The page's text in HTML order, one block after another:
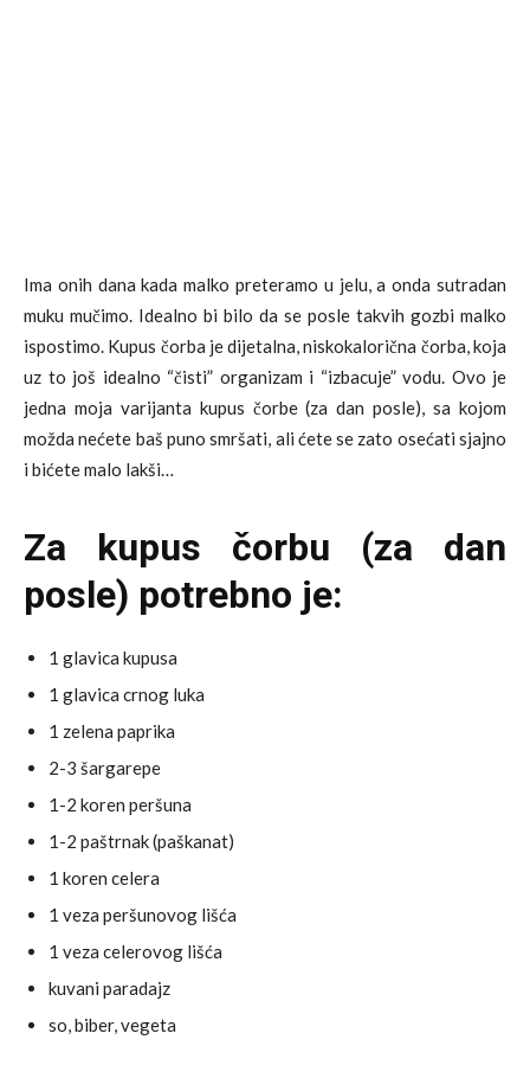
Ima onih dana kada malko preteramo u jelu, a onda sutradan
muku mučimo. Idealno bi bilo da se posle takvih gozbi malko
ispostimo. Kupus čorba je dijetalna, niskokalorična čorba, koja
uz to još idealno “čisti” organizam i “izbacuje” vodu. Ovo je
jedna moja varijanta kupus čorbe (za dan posle), sa kojom
možda nećete baš puno smršati, ali ćete se zato osećati sjajno
i bićete malo lakši…
Za kupus čorbu (za dan
posle) potrebno je:
1 glavica kupusa
1 glavica crnog luka
1 zelena paprika
2-3 šargarepe
1-2 koren peršuna
1-2 paštrnak (paškanat)
1 koren celera
1 veza peršunovog lišća
1 veza celerovog lišća
kuvani paradajz
so, biber, vegeta